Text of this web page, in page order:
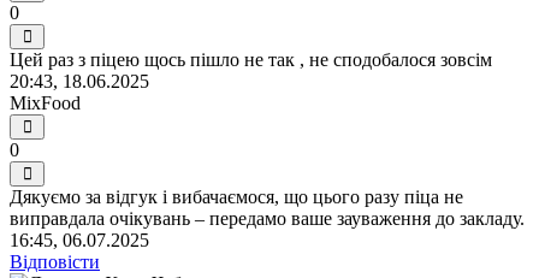
0
Цей раз з піцею щось пішло не так , не сподобалося зовсім
20:43, 18.06.2025
MixFood
0
Дякуємо за відгук і вибачаємося, що цього разу піца не
виправдала очікувань – передамо ваше зауваження до закладу.
16:45, 06.07.2025
Відповісти